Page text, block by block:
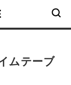
ムテーブ